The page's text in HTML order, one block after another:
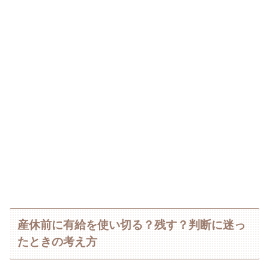
産休前に有給を使い切る？残す？判断に迷っ
たときの考え方